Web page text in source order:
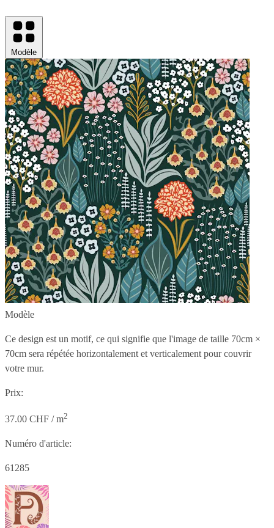
Modèle
Modèle
Ce design est un motif, ce qui signifie que l'image de taille 70cm ×
70cm sera répétée horizontalement et verticalement pour couvrir
votre mur.
Prix:
37.00 CHF / m2
Numéro d'article:
61285